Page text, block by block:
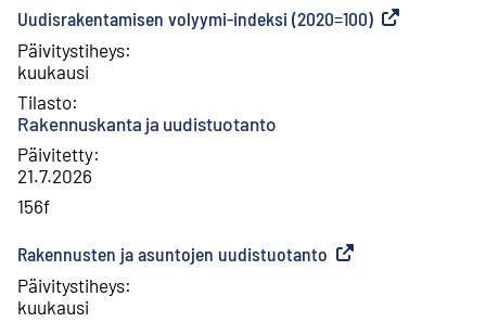
Uudisrakentamisen volyymi-indeksi (2020=100) Ulkoinen
Päivitystiheys:
kuukausi
Tilasto:
Rakennuskanta ja uudistuotanto
Päivitetty:
21.7.2026
156f
Rakennusten ja asuntojen uudistuotanto Ulkoinen linkki
Päivitystiheys:
kuukausi